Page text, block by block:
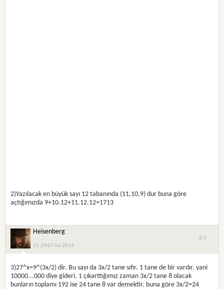
2)Yazılacak en büyük sayı 12 tabanında (11,10,9) dur buna göre
açtığımızda 9+10.12+11.12.12=1713
Heisenberg
21:29 07 Jul 2013
#4
3)27^x=9^(3x/2) dir. Bu sayı da 3x/2 tane sıfır. 1 tane de bir vardır. yani
10000...000 diye gideri. 1 çıkarttığımız zaman 3x/2 tane 8 olacak
bunların toplamı 192 ise 24 tane 8 var demektir. buna göre 3x/2=24